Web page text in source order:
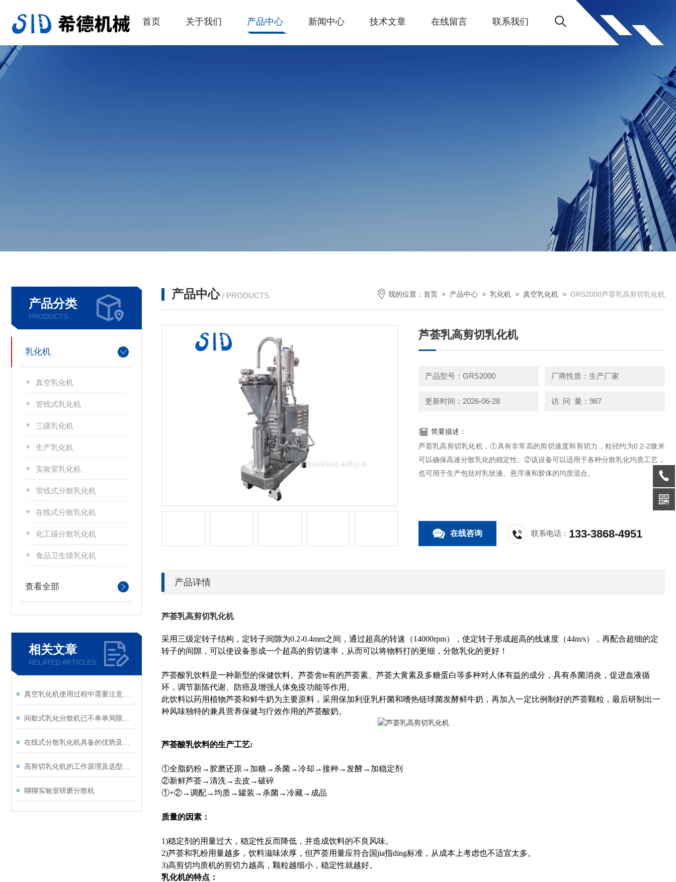
首页 关于我们 产品中心 新闻中心 技术文章 在线留言 联系我们
产品分类
PRODUCTS
乳化机
真空乳化机
管线式乳化机
三级乳化机
生产乳化机
实验室乳化机
管线式分散乳化机
在线式分散乳化机
化工级分散乳化机
食品卫生级乳化机
查看全部
相关文章
RELATED ARTICLES
聊聊实验室研磨分散机
产品中心 / PRODUCTS 我的位置： 首页 > 产品中心 > 乳化机 > 真空乳化机 > GRS2000芦荟乳高剪切乳化机
芦荟乳高剪切乳化机
产品型号：GRS2000 厂商性质：生产厂家
更新时间：2026-06-28 访 问 量：987
简要描述：
芦荟乳高剪切乳化机，①具有非常高的剪切速度和剪切力，粒径约为0.2-2微米
可以确保高速分散乳化的稳定性。②该设备可以适用于各种分散乳化均质工艺，
也可用于生产包括对乳状液、悬浮液和胶体的均质混合。
在线咨询 联系电话： 133-3868-4951
产品详情
芦荟乳高剪切乳化机
采用三级定转子结构，定转子间隙为0.2-0.4mm之间，通过超高的转速（14000rpm），使定转子形成超高的线速度（44m/s），再配合超细的定
转子的间隙，可以使设备形成一个超高的剪切速率，从而可以将物料打的更细，分散乳化的更好！
芦荟酸乳饮料是一种新型的保健饮料。芦荟舍te有的芦荟素、芦荟大黄素及多糖蛋白等多种对人体有益的成分，具有杀菌消炎，促进血液循
环，调节新陈代谢、防癌及增强人体免疫功能等作用。
此饮料以药用植物芦荟和鲜牛奶为主要原料，采用保加利亚乳杆菌和嗜热链球菌发酵鲜牛奶，再加入一定比例制好的芦荟颗粒，最后研制出一
种风味独特的兼具营养保健与疗效作用的芦荟酸奶。
芦荟酸乳饮料的生产工艺:
①全脂奶粉→胶磨还原→加糖→杀菌→冷却→接种→发酵→加稳定剂
②新鲜芦荟→清洗→去皮→破碎
①+②→调配→均质→罐装→杀菌→冷藏→成品
质量的因素 ：
1)稳定剂的用量过大，稳定性反而降低，并造成饮料的不良风味。
2)芦荟和乳粉用量越多，饮料滋味浓厚，但芦荟用量应符合国jia指ding标准，从成本上考虑也不适宜太多。
3)高剪切均质机的剪切力越高，颗粒越细小，稳定性就越好。
乳化机的特点 ：